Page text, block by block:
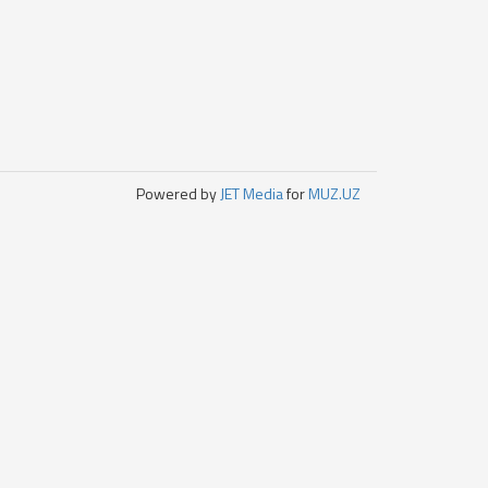
Powered byJET MediaforMUZ.UZ